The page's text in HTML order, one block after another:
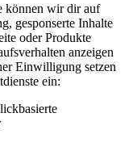
können wir dir auf
gesponserte Inhalte
oder Produkte
anzeigen
Einwilligung setzen
ein: